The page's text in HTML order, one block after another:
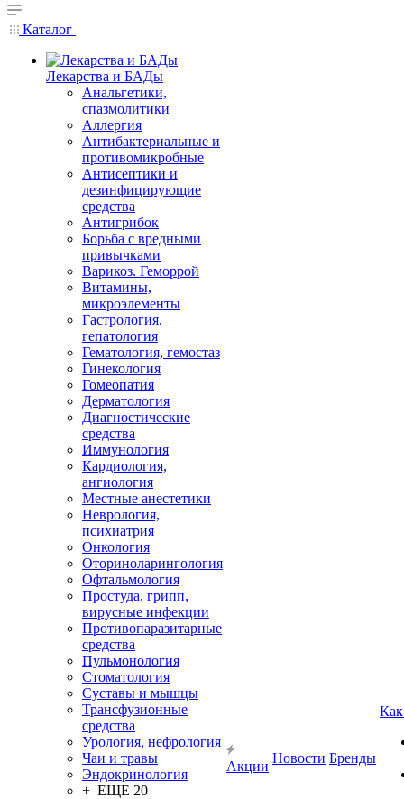
Каталог
Лекарства и БАДы
Анальгетики,
спазмолитики
Аллергия
Антибактериальные и
противомикробные
Антисептики и
дезинфицирующие
средства
Антигрибок
Борьба с вредными
привычками
Варикоз. Геморрой
Витамины,
микроэлементы
Гастрология,
гепатология
Гематология, гемостаз
Гинекология
Гомеопатия
Дерматология
Диагностические
средства
Иммунология
Кардиология,
ангиология
Местные анестетики
Неврология,
психиатрия
Онкология
Оториноларингология
Офтальмология
Простуда, грипп,
вирусные инфекции
Противопаразитарные
средства
Пульмонология
Стоматология
Суставы и мышцы
Трансфузионные
средства
Урология, нефрология
Чаи и травы
Эндокринология
+ ЕЩЕ 20
Акции
Новости Бренды